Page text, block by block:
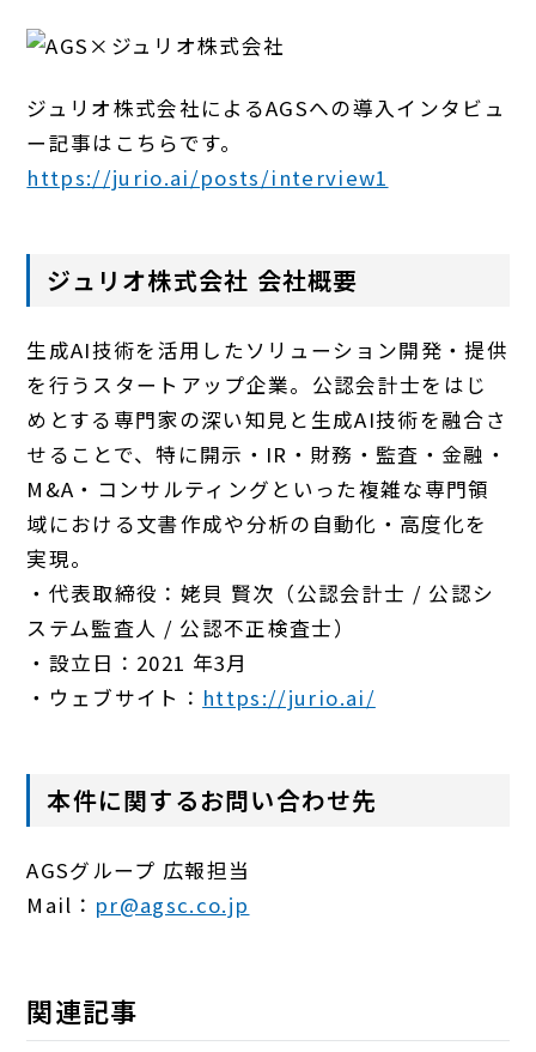
ジュリオ株式会社によるAGSへの導入インタビュ
ー記事はこちらです。
https://jurio.ai/posts/interview1
ジュリオ株式会社 会社概要
生成AI技術を活用したソリューション開発・提供
を行うスタートアップ企業。公認会計士をはじ
めとする専門家の深い知見と生成AI技術を融合さ
せることで、特に開示・IR・財務・監査・金融・
M&A・コンサルティングといった複雑な専門領
域における文書作成や分析の自動化・高度化を
実現。
・代表取締役：姥貝 賢次（公認会計士 / 公認シ
ステム監査人 / 公認不正検査士）
・設立日：2021 年3月
・ウェブサイト： https://jurio.ai/
本件に関するお問い合わせ先
AGSグループ 広報担当
Mail： pr@agsc.co.jp
関連記事